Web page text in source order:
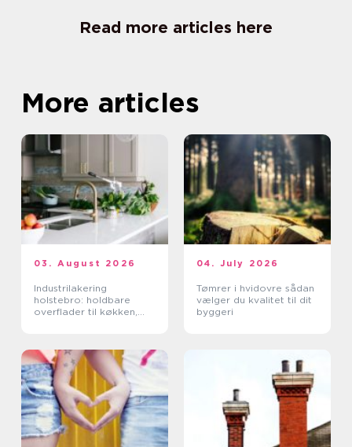
Read more articles here
More articles
03. August 2026
Industrilakering
holstebro: holdbare
overflader til køkken,
04. July 2026
Tømrer i hvidovre sådan
vælger du kvalitet til dit
byggeri